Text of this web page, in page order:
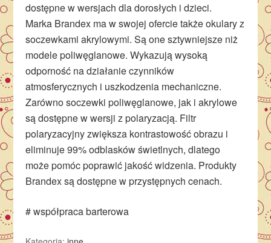
dostępne w wersjach dla dorosłych i dzieci.
Marka Brandex ma w swojej ofercie także okulary z
soczewkami akrylowymi. Są one sztywniejsze niż
modele poliwęglanowe. Wykazują wysoką
odporność na działanie czynników
atmosferycznych i uszkodzenia mechaniczne.
Zarówno soczewki poliwęglanowe, jak i akrylowe
są dostępne w wersji z polaryzacją. Filtr
polaryzacyjny zwiększa kontrastowość obrazu i
eliminuje 99% odblasków świetlnych, dlatego
może pomóc poprawić jakość widzenia. Produkty
Brandex są dostępne w przystępnych cenach.
# współpraca barterowa